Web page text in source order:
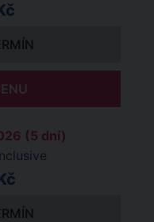
(5 dní)